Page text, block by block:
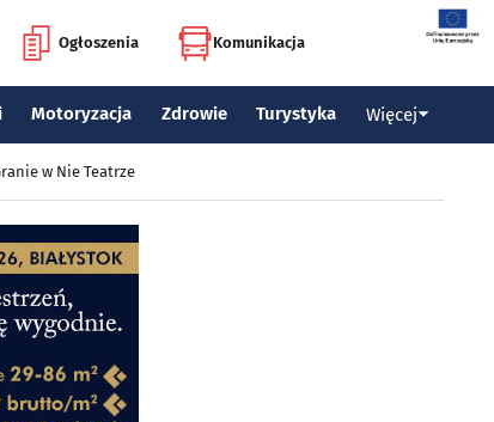
Ogłoszenia Komunikacja
Motoryzacja Zdrowie Turystyka Więcej
w Nie Teatrze